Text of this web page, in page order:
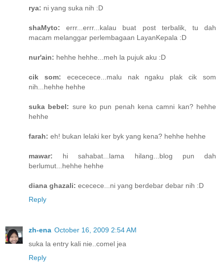
rya: ni yang suka nih :D
shaMyto: errr...errr...kalau buat post terbalik, tu dah
macam melanggar perlembagaan LayanKepala :D
nur'ain: hehhe hehhe...meh la pujuk aku :D
cik som: ecececece...malu nak ngaku plak cik som
nih...hehhe hehhe
suka bebel: sure ko pun penah kena camni kan? hehhe
hehhe
farah: eh! bukan lelaki ker byk yang kena? hehhe hehhe
mawar: hi sahabat...lama hilang...blog pun dah
berlumut...hehhe hehhe
diana ghazali: ececece...ni yang berdebar debar nih :D
Reply
zh-ena October 16, 2009 2:54 AM
suka la entry kali nie..comel jea
Reply